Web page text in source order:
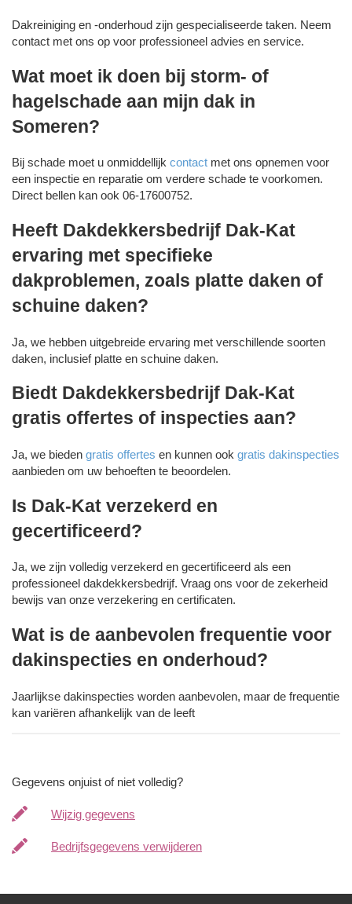
Dakreiniging en -onderhoud zijn gespecialiseerde taken. Neem
contact met ons op voor professioneel advies en service.
Wat moet ik doen bij storm- of
hagelschade aan mijn dak in
Someren?
Bij schade moet u onmiddellijk contact met ons opnemen voor
een inspectie en reparatie om verdere schade te voorkomen.
Direct bellen kan ook 06-17600752.
Heeft Dakdekkersbedrijf Dak-Kat
ervaring met specifieke
dakproblemen, zoals platte daken of
schuine daken?
Ja, we hebben uitgebreide ervaring met verschillende soorten
daken, inclusief platte en schuine daken.
Biedt Dakdekkersbedrijf Dak-Kat
gratis offertes of inspecties aan?
Ja, we bieden gratis offertes en kunnen ook gratis dakinspecties
aanbieden om uw behoeften te beoordelen.
Is Dak-Kat verzekerd en
gecertificeerd?
Ja, we zijn volledig verzekerd en gecertificeerd als een
professioneel dakdekkersbedrijf. Vraag ons voor de zekerheid
bewijs van onze verzekering en certificaten.
Wat is de aanbevolen frequentie voor
dakinspecties en onderhoud?
Jaarlijkse dakinspecties worden aanbevolen, maar de frequentie
kan variëren afhankelijk van de leeft
Gegevens onjuist of niet volledig?
Wijzig gegevens
Bedrijfsgegevens verwijderen